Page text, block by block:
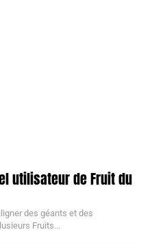
utilisateur de Fruit du
des géants et des
il empile des pouvoirs. Plusieurs Fruits...